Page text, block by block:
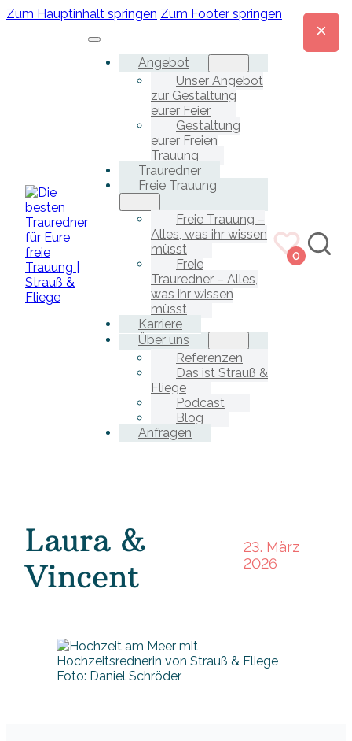
Zum Hauptinhalt springen Zum Footer springen
Angebot
Unser Angebot
zur Gestaltung
eurer Feier
Gestaltung
eurer Freien
Trauung
Trauredner
Freie Trauung
Freie Trauung –
Alles, was ihr wissen
müsst
Freie
Trauredner – Alles,
was ihr wissen
müsst
Karriere
Über uns
Referenzen
Das ist Strauß &
Fliege
Podcast
Blog
Anfragen
0
Laura &
Vincent
23. März
2026
Foto: Daniel Schröder